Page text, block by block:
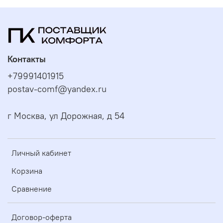
Личный кабинет
Корзина
Сравнение
Договор-оферта
Контакты
+79991401915
postav-comf@yandex.ru
г Москва, ул Дорожная, д 54